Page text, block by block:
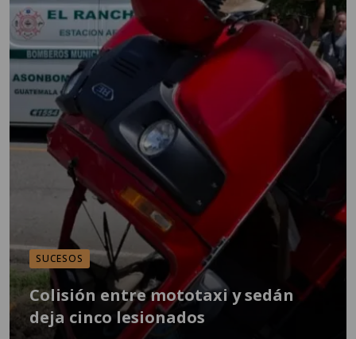
SUCESOS
Colisión entre mototaxi y sedán
deja cinco lesionados